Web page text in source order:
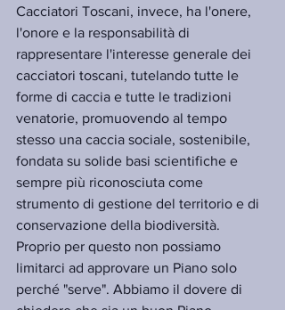
Cacciatori Toscani, invece, ha l'onere,
l'onore e la responsabilità di
rappresentare l'interesse generale dei
cacciatori toscani, tutelando tutte le
forme di caccia e tutte le tradizioni
venatorie, promuovendo al tempo
stesso una caccia sociale, sostenibile,
fondata su solide basi scientifiche e
sempre più riconosciuta come
strumento di gestione del territorio e di
conservazione della biodiversità.
Proprio per questo non possiamo
limitarci ad approvare un Piano solo
perché "serve". Abbiamo il dovere di